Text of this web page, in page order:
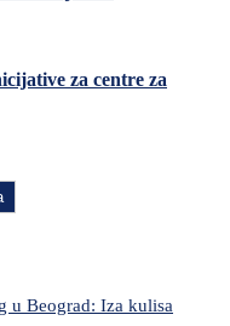
za centre za
u Beograd: Iza kulisa